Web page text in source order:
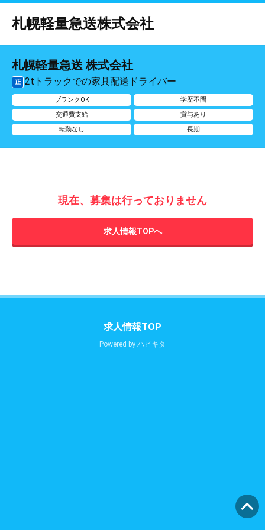
札幌軽量急送株式会社
札幌軽量急送 株式会社
正 2tトラックでの家具配送ドライバー
ブランクOK
学歴不問
交通費支給
賞与あり
転勤なし
長期
現在、募集は行っておりません
求人情報TOPへ
求人情報TOP
Powered by ハピキタ